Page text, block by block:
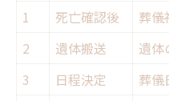
1
死亡確認後
葬儀
2
遺体搬送
遺体
3
日程決定
葬儀